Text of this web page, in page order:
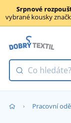
Srpnové
vybrané kousky
Pracovní